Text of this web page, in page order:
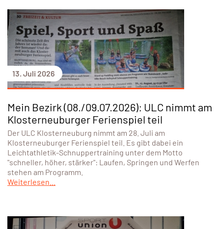
13. Juli 2026
Mein Bezirk (08./09.07.2026): ULC nimmt am
Klosterneuburger Ferienspiel teil
Der ULC Klosterneuburg nimmt am 28. Juli am
Klosterneuburger Ferienspiel teil. Es gibt dabei ein
Leichtathletik-Schnuppertraining unter dem Motto
"schneller, höher, stärker": Laufen, Springen und Werfen
stehen am Programm.
Weiterlesen...